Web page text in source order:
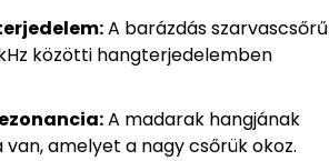
A barázdás szarvascsőrű
kHz közötti hangterjedelemben
A madarak hangjának
amelyet a nagy csőrük okoz.